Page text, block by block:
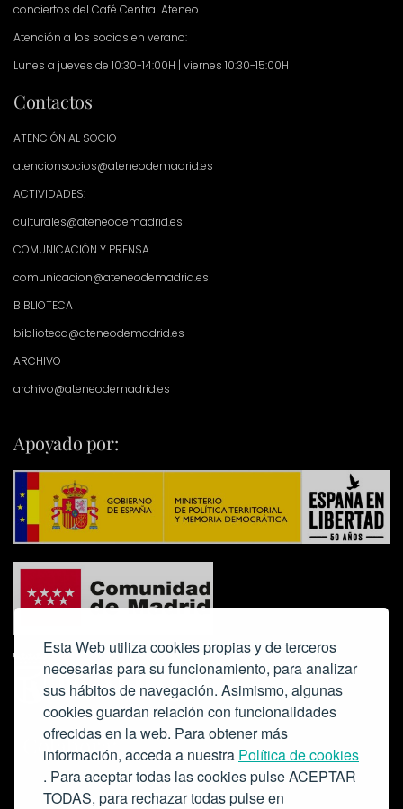
Esta Web utiliza cookies propias y de terceros
necesarias para su funcionamiento, para analizar
sus hábitos de navegación. Asimismo, algunas
cookies guardan relación con funcionalidades
ofrecidas en la web. Para obtener más
información, acceda a nuestra Política de cookies
. Para aceptar todas las cookies pulse ACEPTAR
TODAS, para rechazar todas pulse en
conciertos del Café Central Ateneo.
Atención a los socios en verano:
Lunes a jueves de 10:30-14:00H | viernes 10:30-15:00H
Contactos
ATENCIÓN AL SOCIO
atencionsocios@ateneodemadrid.es
ACTIVIDADES:
culturales@ateneodemadrid.es
COMUNICACIÓN Y PRENSA
comunicacion@ateneodemadrid.es
BIBLIOTECA
biblioteca@ateneodemadrid.es
ARCHIVO
archivo@ateneodemadrid.es
Apoyado por:
Colabora: